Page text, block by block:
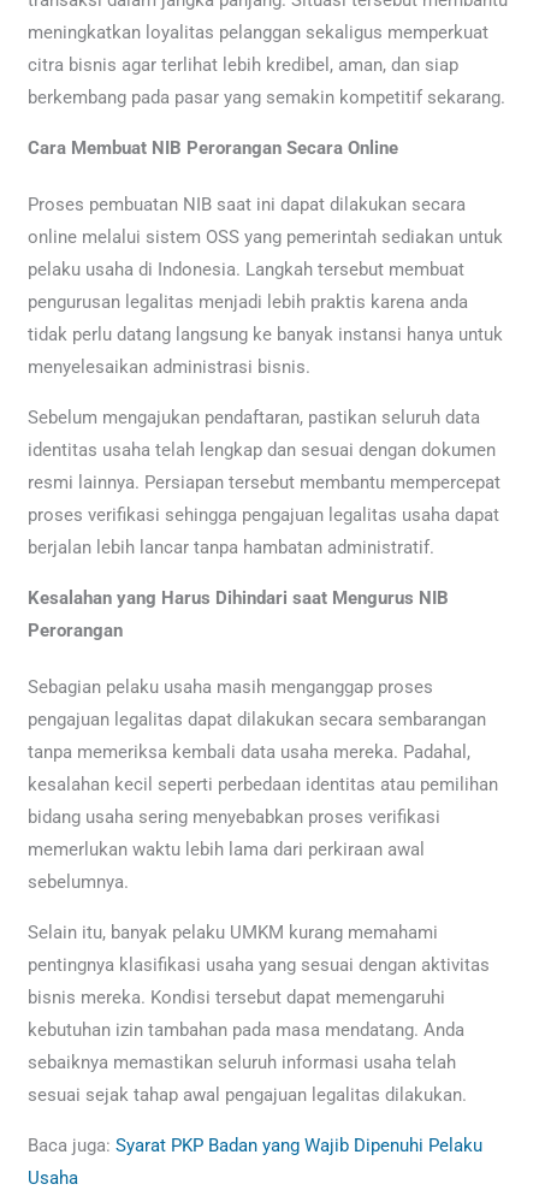
meningkatkan loyalitas pelanggan sekaligus memperkuat
citra bisnis agar terlihat lebih kredibel, aman, dan siap
berkembang pada pasar yang semakin kompetitif sekarang.
Cara Membuat NIB Perorangan Secara Online
Proses pembuatan NIB saat ini dapat dilakukan secara
online melalui sistem OSS yang pemerintah sediakan untuk
pelaku usaha di Indonesia. Langkah tersebut membuat
pengurusan legalitas menjadi lebih praktis karena anda
tidak perlu datang langsung ke banyak instansi hanya untuk
menyelesaikan administrasi bisnis.
Sebelum mengajukan pendaftaran, pastikan seluruh data
identitas usaha telah lengkap dan sesuai dengan dokumen
resmi lainnya. Persiapan tersebut membantu mempercepat
proses verifikasi sehingga pengajuan legalitas usaha dapat
berjalan lebih lancar tanpa hambatan administratif.
Kesalahan yang Harus Dihindari saat Mengurus NIB
Perorangan
Sebagian pelaku usaha masih menganggap proses
pengajuan legalitas dapat dilakukan secara sembarangan
tanpa memeriksa kembali data usaha mereka. Padahal,
kesalahan kecil seperti perbedaan identitas atau pemilihan
bidang usaha sering menyebabkan proses verifikasi
memerlukan waktu lebih lama dari perkiraan awal
sebelumnya.
Selain itu, banyak pelaku UMKM kurang memahami
pentingnya klasifikasi usaha yang sesuai dengan aktivitas
bisnis mereka. Kondisi tersebut dapat memengaruhi
kebutuhan izin tambahan pada masa mendatang. Anda
sebaiknya memastikan seluruh informasi usaha telah
sesuai sejak tahap awal pengajuan legalitas dilakukan.
Baca juga:Syarat PKP Badan yang Wajib Dipenuhi Pelaku
Usaha